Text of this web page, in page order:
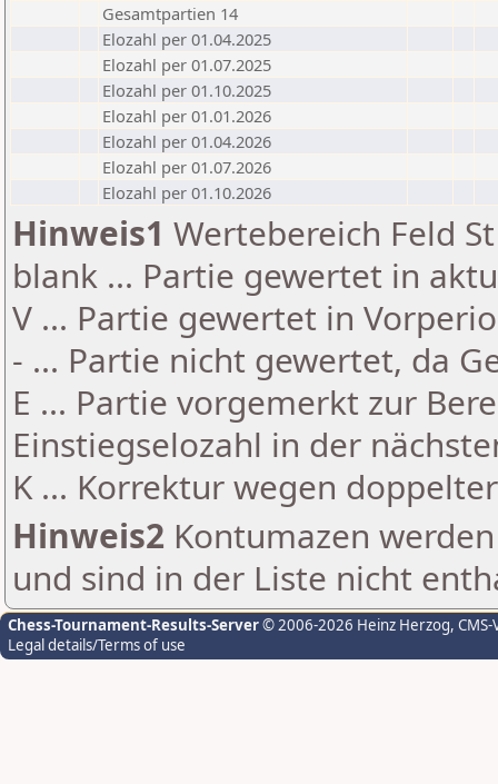
Gesamtpartien 14
Elozahl per 01.04.2025
Elozahl per 01.07.2025
Elozahl per 01.10.2025
Elozahl per 01.01.2026
Elozahl per 01.04.2026
Elozahl per 01.07.2026
Elozahl per 01.10.2026
Hinweis1 Wertebereich Feld
blank ... Partie gewertet in
V ... Partie gewertet in
- ... Partie nicht gewertet, da
E ... Partie vorgemerkt zur
Einstiegselozahl in der
K ... Korrektur wegen
Hinweis2 Kontumazen
und sind in der Liste nicht
Chess-Tournament-Results-Server© 2006-2026 Heinz Herzog,
Legal details/Terms of use